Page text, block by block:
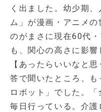
く出ました。幼少期
ム」が漫画・アニメ
のがまさに現在60代
も、関心の高さに影響
【あったらいいなと
答で聞いたところ、
ロボット」でした。
毎日行っている。介